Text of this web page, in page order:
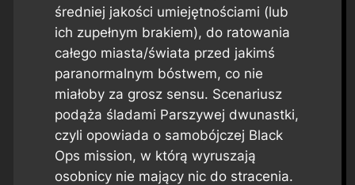
średniej jakości umiejętnościami (lub
ich zupełnym brakiem), do ratowania
całego miasta/świata przed jakimś
paranormalnym bóstwem, co nie
miałoby za grosz sensu. Scenariusz
podąża śladami Parszywej dwunastki,
czyli opowiada o samobójczej Black
Ops mission, w którą wyruszają
osobnicy nie mający nic do stracenia.